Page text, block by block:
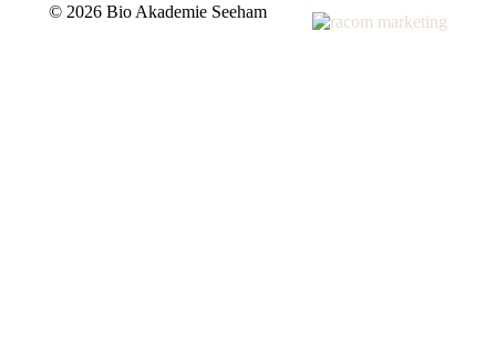
© 2026 Bio Akademie Seeham